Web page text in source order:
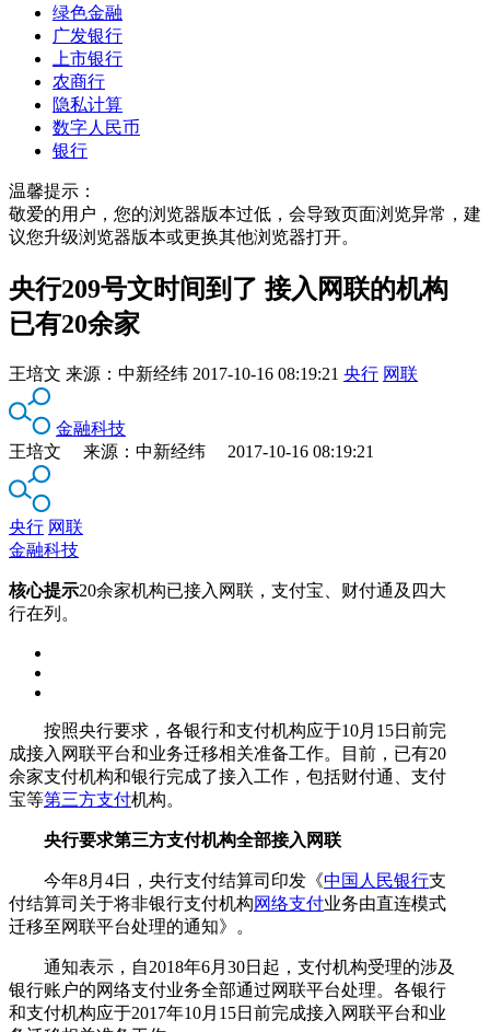
绿色金融
广发银行
上市银行
农商行
隐私计算
数字人民币
银行
温馨提示：
敬爱的用户，您的浏览器版本过低，会导致页面浏览异常，建
议您升级浏览器版本或更换其他浏览器打开。
央行209号文时间到了 接入网联的机构
已有20余家
王培文 来源： 中新经纬 2017-10-16 08:19:21 央行 网联
金融科技
王培文 来源：中新经纬 2017-10-16 08:19:21
央行 网联
金融科技
核心提示20余家机构已接入网联，支付宝、财付通及四大
行在列。
按照央行要求，各银行和支付机构应于10月15日前完
成接入网联平台和业务迁移相关准备工作。目前，已有20
余家支付机构和银行完成了接入工作，包括财付通、支付
宝等第三方支付机构。
央行要求第三方支付机构全部接入网联
今年8月4日，央行支付结算司印发《中国人民银行支
付结算司关于将非银行支付机构网络支付业务由直连模式
迁移至网联平台处理的通知》。
通知表示，自2018年6月30日起，支付机构受理的涉及
银行账户的网络支付业务全部通过网联平台处理。各银行
和支付机构应于2017年10月15日前完成接入网联平台和业